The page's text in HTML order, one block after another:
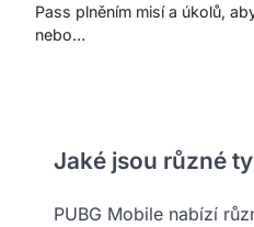
Pass plněním misí a úkolů,
nebo…
Jaké jsou různé
PUBG Mobile nabízí